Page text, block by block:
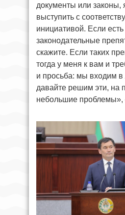
документы или законы,
выступить с
инициативой. Если есть
законодательные
скажите. Если таких
тогда у меня к вам и
и просьба: мы входим в
давайте решим эти, на
небольшие проблемы»,